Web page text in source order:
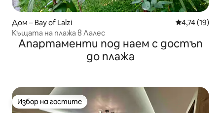
Дом – Bay of Lalzi Средна
4,74 (19)
Къщата на плажа в Лалес
Апартаменти под наем с достъп
до плажа
Избор на гостите
Избор на гостите